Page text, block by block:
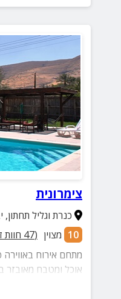
צימרונית
כנרת וגליל תחתון,
10 מצוין (
47
אוכל ומטבח מאובזר